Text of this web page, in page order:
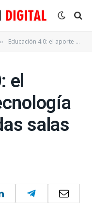
» Educación 4.0: el aporte de la tecnología en las renovadas salas de clase
el
salas